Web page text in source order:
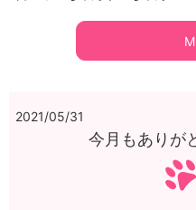
2021/05/31
今月もありが